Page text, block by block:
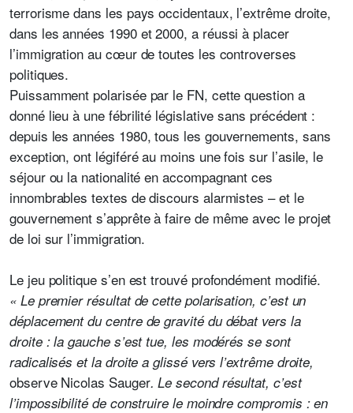
terrorisme dans les pays occidentaux, l’extrême droite,
dans les années 1990 et 2000, a réussi à placer
l’immigration au cœur de toutes les controverses
politiques.
Puissamment polarisée par le FN, cette question a
donné lieu à une fébrilité législative sans précédent :
depuis les années 1980, tous les gouvernements, sans
exception, ont légiféré au moins une fois sur l’asile, le
séjour ou la nationalité en accompagnant ces
innombrables textes de discours alarmistes – et le
gouvernement s’apprête à faire de même avec le projet
de loi sur l’immigration.
Le jeu politique s’en est trouvé profondément modifié.
« Le premier résultat de cette polarisation, c’est un
déplacement du centre de gravité du débat vers la
droite : la gauche s’est tue, les modérés se sont
radicalisés et la droite a glissé vers l’extrême droite,
observe Nicolas Sauger. Le second résultat, c’est
l’impossibilité de construire le moindre compromis : en